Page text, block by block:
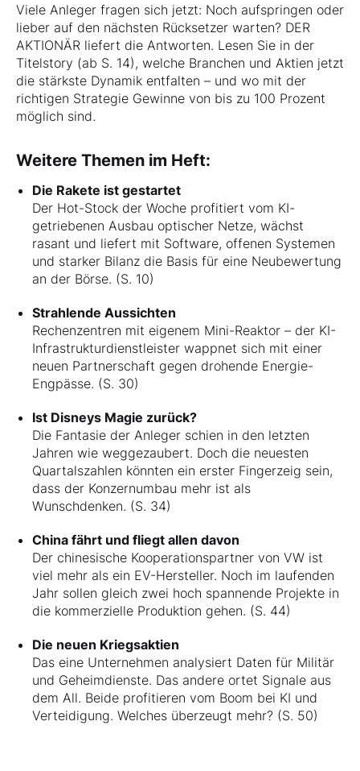
Viele Anleger fragen sich jetzt: Noch aufspringen oder
lieber auf den nächsten Rücksetzer warten? DER
AKTIONÄR liefert die Antworten. Lesen Sie in der
Titelstory (ab S. 14), welche Branchen und Aktien jetzt
die stärkste Dynamik entfalten – und wo mit der
richtigen Strategie Gewinne von bis zu 100 Prozent
möglich sind.
Weitere Themen im Heft:
Die Rakete ist gestartet
Der Hot-Stock der Woche profitiert vom KI-
getriebenen Ausbau optischer Netze, wächst
rasant und liefert mit Software, offenen Systemen
und starker Bilanz die Basis für eine Neubewertung
an der Börse. (S. 10)
Strahlende Aussichten
Rechenzentren mit eigenem Mini-Reaktor – der KI-
Infrastrukturdienstleister wappnet sich mit einer
neuen Partnerschaft gegen drohende Energie-
Engpässe. (S. 30)
Ist Disneys Magie zurück?
Die Fantasie der Anleger schien in den letzten
Jahren wie weggezaubert. Doch die neuesten
Quartalszahlen könnten ein erster Fingerzeig sein,
dass der Konzernumbau mehr ist als
Wunschdenken. (S. 34)
China fährt und fliegt allen davon
Der chinesische Kooperationspartner von VW ist
viel mehr als ein EV-Hersteller. Noch im laufenden
Jahr sollen gleich zwei hoch spannende Projekte in
die kommerzielle Produktion gehen. (S. 44)
Die neuen Kriegsaktien
Das eine Unternehmen analysiert Daten für Militär
und Geheimdienste. Das andere ortet Signale aus
dem All. Beide profitieren vom Boom bei KI und
Verteidigung. Welches überzeugt mehr? (S. 50)